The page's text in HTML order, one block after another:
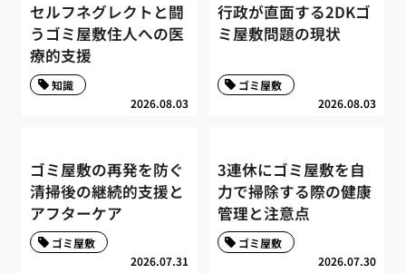
セルフネグレクトと闘
うゴミ屋敷住人への医
療的支援
2026.08.03
知識
行政が直面する2DKゴ
ミ屋敷問題の現状
2026.08.03
ゴミ屋敷
ゴミ屋敷の再発を防ぐ
清掃後の継続的支援と
アフターケア
2026.07.31
ゴミ屋敷
3連休にゴミ屋敷を自
力で掃除する際の健康
管理と注意点
2026.07.30
ゴミ屋敷